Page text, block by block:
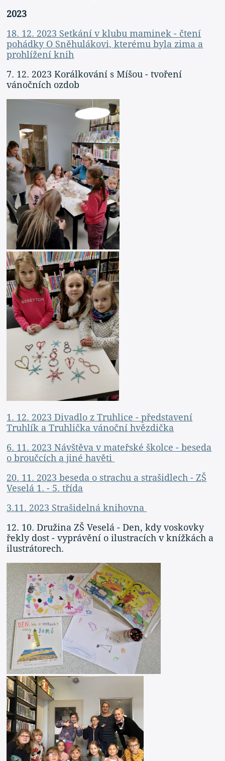
2023
18. 12. 2023 Setkání v klubu maminek - čtení
pohádky O Sněhulákovi, kterému byla zima a
prohlížení knih
7. 12. 2023 Korálkování s Míšou - tvoření
vánočních ozdob
1. 12. 2023 Divadlo z Truhlice - představení
Truhlík a Truhlička vánoční hvězdička
6. 11. 2023 Návštěva v mateřské školce - beseda
o broučcích a jiné havěti
20. 11. 2023 beseda o strachu a strašidlech - ZŠ
Veselá 1. - 5. třída
3.11. 2023 Strašidelná knihovna
12. 10. Družina ZŠ Veselá - Den, kdy voskovky
řekly dost - vyprávění o ilustracích v knížkách a
ilustrátorech.